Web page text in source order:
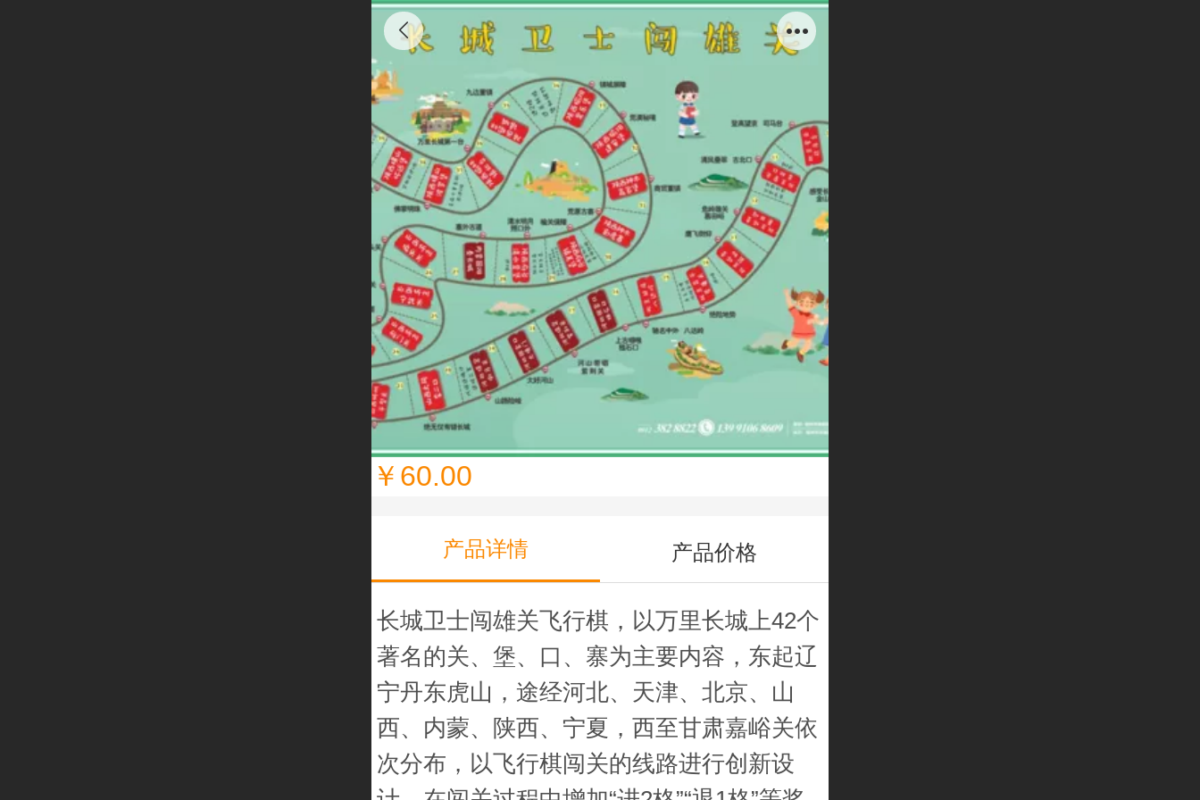
长城卫士闯雄关飞行棋
￥60.00
产品详情 产品价格
长城卫士闯雄关飞行棋，以万里长城上42个
著名的关、堡、口、寨为主要内容，东起辽
宁丹东虎山，途经河北、天津、北京、山
西、内蒙、陕西、宁夏，西至甘肃嘉峪关依
次分布，以飞行棋闯关的线路进行创新设